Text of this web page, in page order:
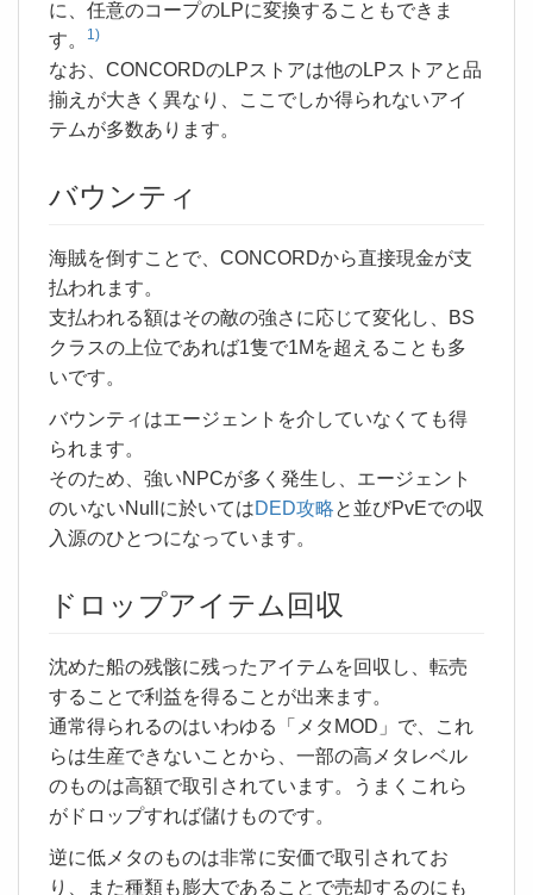
に、任意のコープのLPに変換することもできま
す。
1)
なお、CONCORDのLPストアは他のLPストアと品
揃えが大きく異なり、ここでしか得られないアイ
テムが多数あります。
バウンティ
海賊を倒すことで、CONCORDから直接現金が支
払われます。
支払われる額はその敵の強さに応じて変化し、BS
クラスの上位であれば1隻で1Mを超えることも多
いです。
バウンティはエージェントを介していなくても得
られます。
そのため、強いNPCが多く発生し、エージェント
のいないNullに於いてはDED攻略と並びPvEでの収
入源のひとつになっています。
ドロップアイテム回収
沈めた船の残骸に残ったアイテムを回収し、転売
することで利益を得ることが出来ます。
通常得られるのはいわゆる「メタMOD」で、これ
らは生産できないことから、一部の高メタレベル
のものは高額で取引されています。うまくこれら
がドロップすれば儲けものです。
逆に低メタのものは非常に安価で取引されてお
り、また種類も膨大であることで売却するのにも